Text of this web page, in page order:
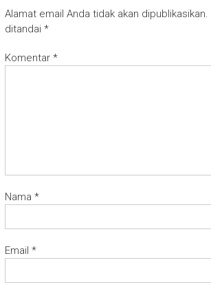
Alamat email Anda tidak akan dipublikasikan.
ditandai *
Komentar *
Nama *
Email *